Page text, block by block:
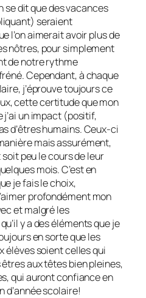
se dit que des vacances
seraient
l’on aimerait avoir plus de
nôtres, pour simplement
de notre rythme
Cependant, à chaque
j’éprouve toujours ce
cette certitude que mon
un impact (positif,
d’êtres humains. Ceux-ci
mais assurément,
peu le cours de leur
mois. C’est en
je fais le choix,
profondément mon
et malgré les
y a des éléments que je
en sorte que les
élèves soient celles qui
êtres aux têtes bien pleines,
qui auront confiance en
d’année scolaire!